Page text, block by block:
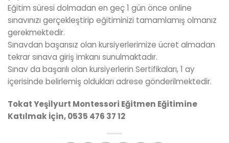
Eğitim süresi dolmadan en geç 1 gün önce online
sınavınızı gerçekleştirip eğitiminizi tamamlamış olmanız
gerekmektedir.
Sınavdan başarısız olan kursiyerlerimize ücret almadan
tekrar sınava giriş imkanı sunulmaktadır.
Sınav da başarılı olan kursiyerlerin Sertifikaları, 1 ay
içerisinde belirlemiş oldukları adrese gönderilmektedir.
Tokat Yeşilyurt Montessori Eğitmen Eğitimine
Katılmak İçin, 0535 476 37 12